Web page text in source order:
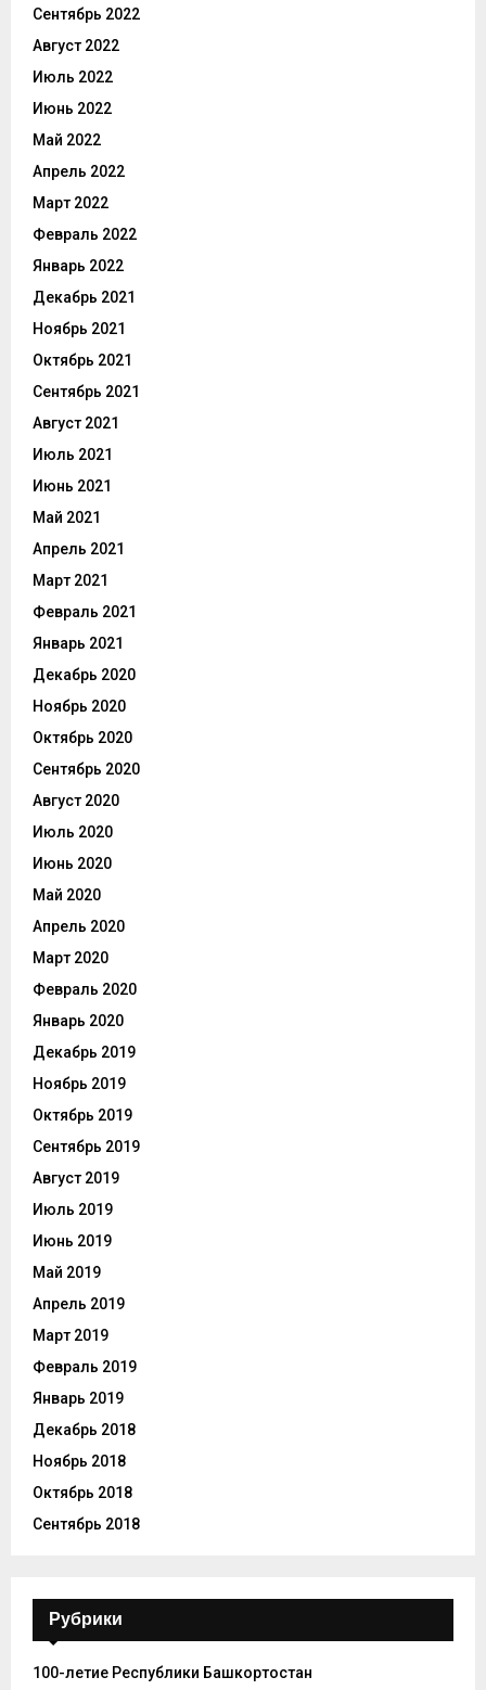
Сентябрь 2022
Август 2022
Июль 2022
Июнь 2022
Май 2022
Апрель 2022
Март 2022
Февраль 2022
Январь 2022
Декабрь 2021
Ноябрь 2021
Октябрь 2021
Сентябрь 2021
Август 2021
Июль 2021
Июнь 2021
Май 2021
Апрель 2021
Март 2021
Февраль 2021
Январь 2021
Декабрь 2020
Ноябрь 2020
Октябрь 2020
Сентябрь 2020
Август 2020
Июль 2020
Июнь 2020
Май 2020
Апрель 2020
Март 2020
Февраль 2020
Январь 2020
Декабрь 2019
Ноябрь 2019
Октябрь 2019
Сентябрь 2019
Август 2019
Июль 2019
Июнь 2019
Май 2019
Апрель 2019
Март 2019
Февраль 2019
Январь 2019
Декабрь 2018
Ноябрь 2018
Октябрь 2018
Сентябрь 2018
Рубрики
100-летие Республики Башкортостан